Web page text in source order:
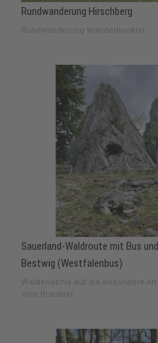
Rundwanderung Hirschberg
Rundwanderung Wanderbooklet
Sauerland-Waldroute mit Bus
Bestwig (Westfalenbus)
Walderlebnis auf die besondere
eine Brauerei